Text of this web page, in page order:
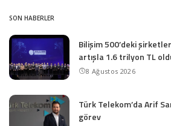
SON HABERLER
Bilişim 500’deki
artışla 1.6 trilyon TL
8 Ağustos 2026
Türk Telekom’da Arif
görev